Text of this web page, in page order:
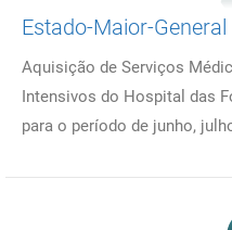
Estado-Maior-
Aquisição de Serviços
Intensivos do Hospital das
para o período de junho,